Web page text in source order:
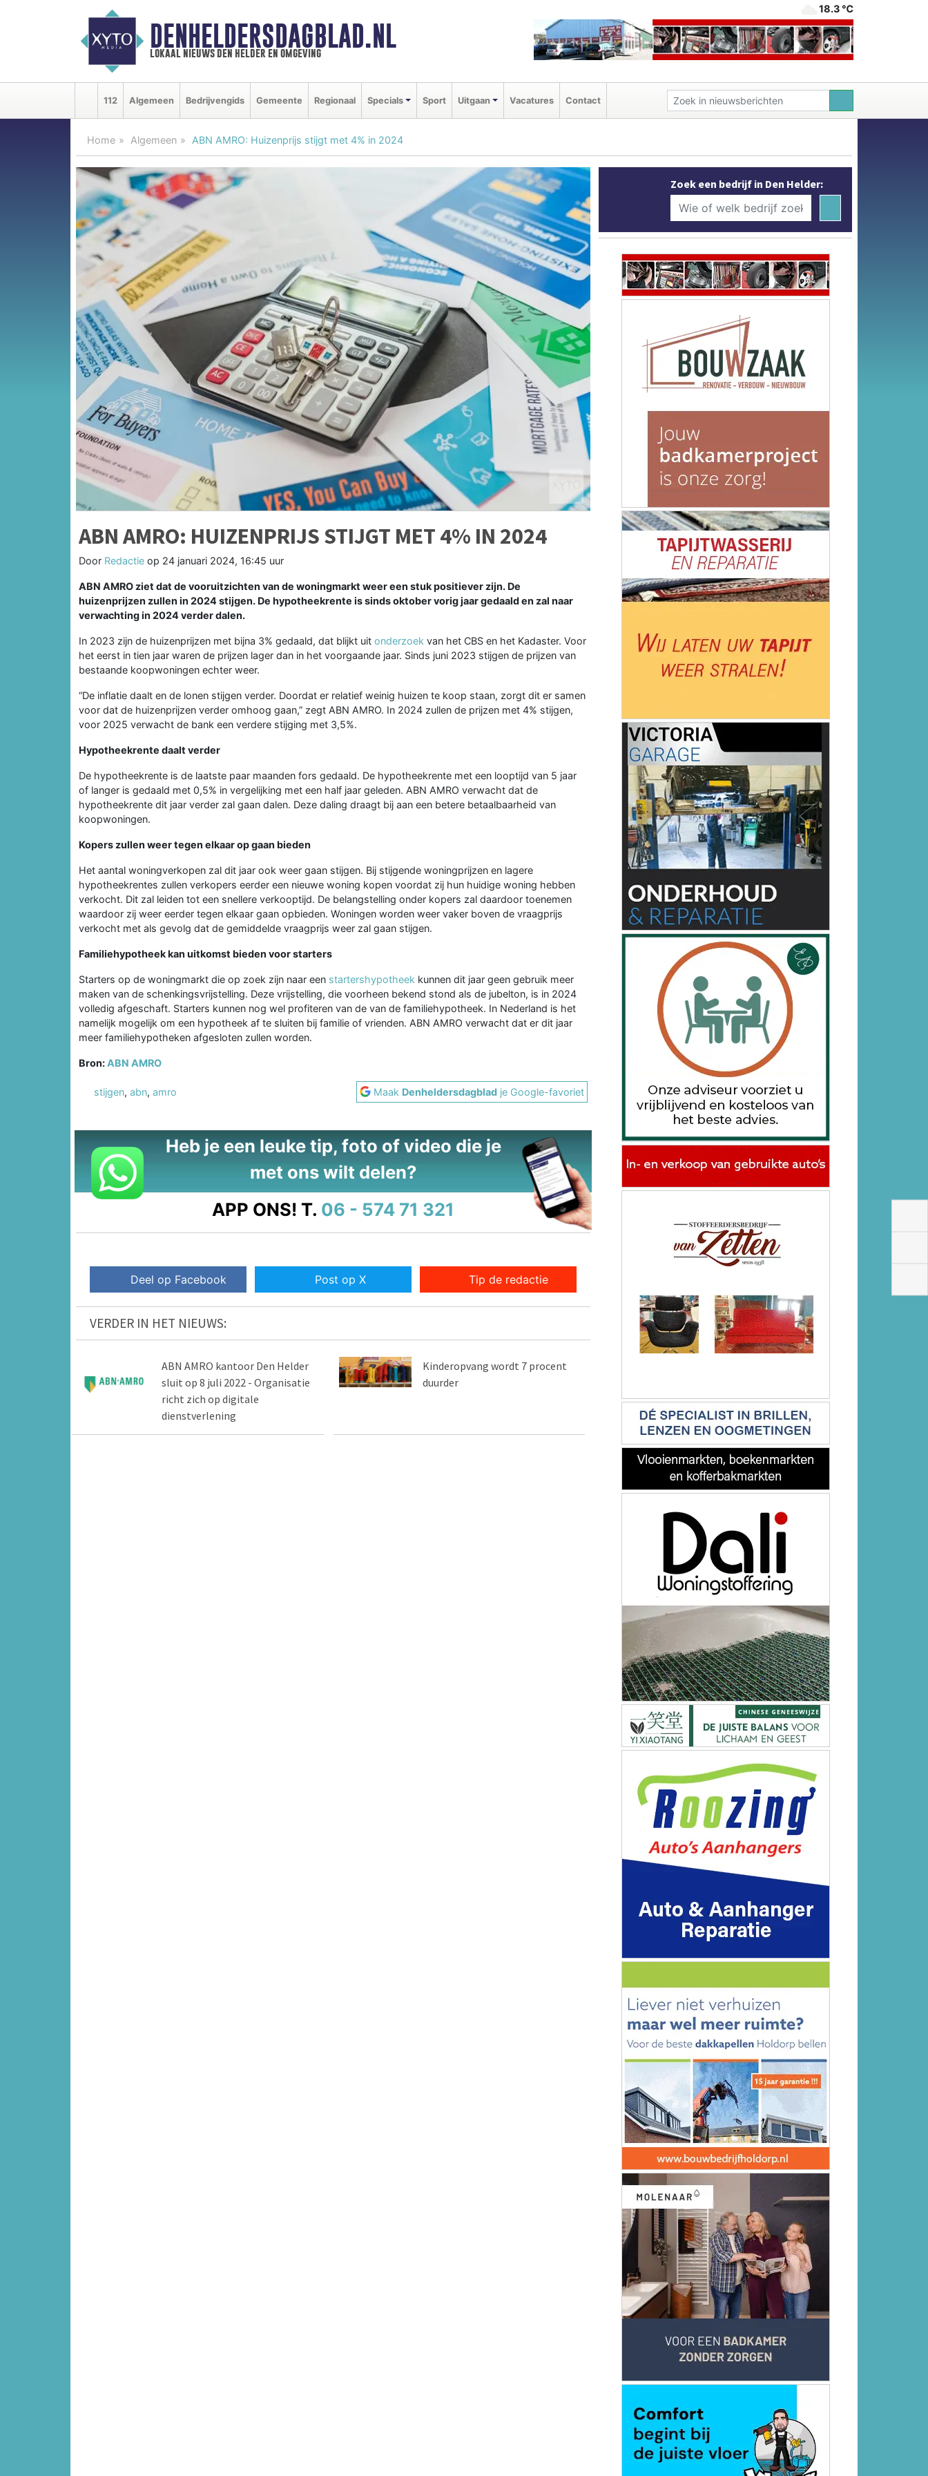
DENHELDERSDAGBLAD.NL
lokaal nieuws den helder en omgeving
18.3 ℃
112 Algemeen Bedrijvengids Gemeente Regionaal Specials Sport Uitgaan Vacatures Contact
Home Algemeen ABN AMRO: Huizenprijs stijgt met 4% in 2024
ABN AMRO: HUIZENPRIJS STIJGT MET 4% IN 2024
Door Redactie op 24 januari 2024, 16:45 uur
ABN AMRO ziet dat de vooruitzichten van de woningmarkt weer een stuk positiever zijn. De
huizenprijzen zullen in 2024 stijgen. De hypotheekrente is sinds oktober vorig jaar gedaald en zal naar
verwachting in 2024 verder dalen.
In 2023 zijn de huizenprijzen met bijna 3% gedaald, dat blijkt uit onderzoek van het CBS en het Kadaster. Voor
het eerst in tien jaar waren de prijzen lager dan in het voorgaande jaar. Sinds juni 2023 stijgen de prijzen van
bestaande koopwoningen echter weer.
“De inflatie daalt en de lonen stijgen verder. Doordat er relatief weinig huizen te koop staan, zorgt dit er samen
voor dat de huizenprijzen verder omhoog gaan,” zegt ABN AMRO. In 2024 zullen de prijzen met 4% stijgen,
voor 2025 verwacht de bank een verdere stijging met 3,5%.
Hypotheekrente daalt verder
De hypotheekrente is de laatste paar maanden fors gedaald. De hypotheekrente met een looptijd van 5 jaar
of langer is gedaald met 0,5% in vergelijking met een half jaar geleden. ABN AMRO verwacht dat de
hypotheekrente dit jaar verder zal gaan dalen. Deze daling draagt bij aan een betere betaalbaarheid van
koopwoningen.
Kopers zullen weer tegen elkaar op gaan bieden
Het aantal woningverkopen zal dit jaar ook weer gaan stijgen. Bij stijgende woningprijzen en lagere
hypotheekrentes zullen verkopers eerder een nieuwe woning kopen voordat zij hun huidige woning hebben
verkocht. Dit zal leiden tot een snellere verkooptijd. De belangstelling onder kopers zal daardoor toenemen
waardoor zij weer eerder tegen elkaar gaan opbieden. Woningen worden weer vaker boven de vraagprijs
verkocht met als gevolg dat de gemiddelde vraagprijs weer zal gaan stijgen.
Familiehypotheek kan uitkomst bieden voor starters
Starters op de woningmarkt die op zoek zijn naar een startershypotheek kunnen dit jaar geen gebruik meer
maken van de schenkingsvrijstelling. Deze vrijstelling, die voorheen bekend stond als de jubelton, is in 2024
volledig afgeschaft. Starters kunnen nog wel profiteren van de van de familiehypotheek. In Nederland is het
namelijk mogelijk om een hypotheek af te sluiten bij familie of vrienden. ABN AMRO verwacht dat er dit jaar
meer familiehypotheken afgesloten zullen worden.
Bron:ABN AMRO
stijgen, abn, amro Maak Denheldersdagblad je Google-favoriet
Heb je een leuke tip, foto of video die je
met ons wilt delen?
APP ONS! T. 06 - 574 71 321
Deel op Facebook Post op X Tip de redactie
VERDER IN HET NIEUWS:
ABN AMRO kantoor Den Helder
sluit op 8 juli 2022 - Organisatie
richt zich op digitale
dienstverlening
Kinderopvang wordt 7 procent
duurder
Zoek een bedrijf in Den Helder: